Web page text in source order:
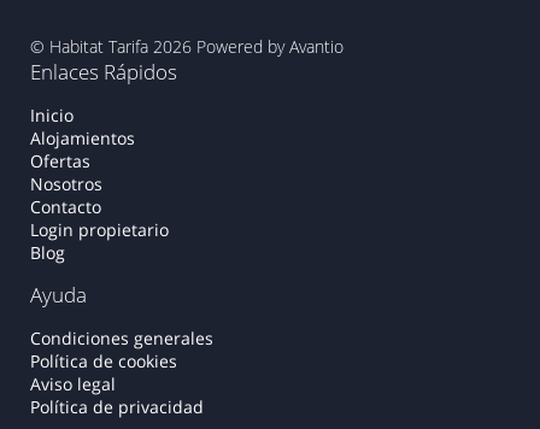
© Habitat Tarifa 2026 Powered by Avantio
Enlaces Rápidos
Inicio
Alojamientos
Ofertas
Nosotros
Contacto
Login propietario
Blog
Ayuda
Condiciones generales
Política de cookies
Aviso legal
Política de privacidad